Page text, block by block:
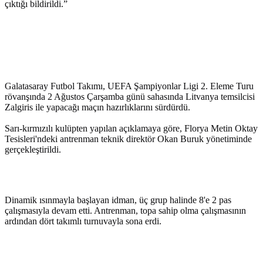
çıktığı bildirildi.”
Galatasaray Futbol Takımı, UEFA Şampiyonlar Ligi 2. Eleme Turu
rövanşında 2 Ağustos Çarşamba günü sahasında Litvanya temsilcisi
Zalgiris ile yapacağı maçın hazırlıklarını sürdürdü.
Sarı-kırmızılı kulüpten yapılan açıklamaya göre, Florya Metin Oktay
Tesisleri'ndeki antrenman teknik direktör Okan Buruk yönetiminde
gerçekleştirildi.
Dinamik ısınmayla başlayan idman, üç grup halinde 8'e 2 pas
çalışmasıyla devam etti. Antrenman, topa sahip olma çalışmasının
ardından dört takımlı turnuvayla sona erdi.